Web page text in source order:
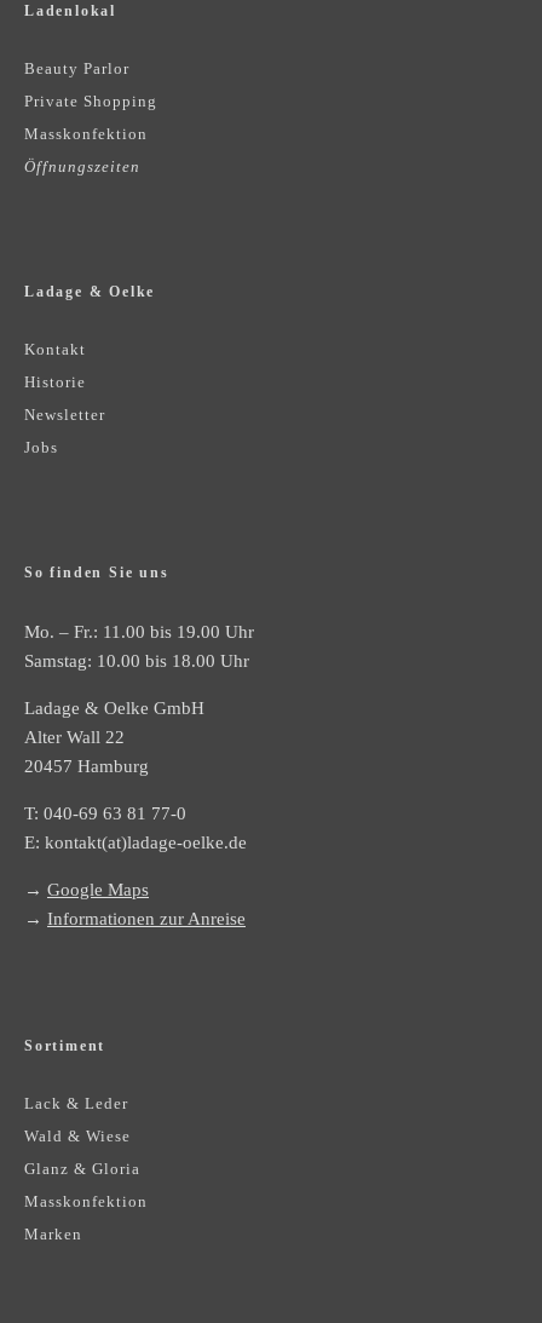
Ladenlokal
Beauty Parlor
Private Shopping
Masskonfektion
Öffnungszeiten
Ladage & Oelke
Kontakt
Historie
Newsletter
Jobs
So finden Sie uns
Mo. – Fr.: 11.00 bis 19.00 Uhr
Samstag: 10.00 bis 18.00 Uhr
Ladage & Oelke GmbH
Alter Wall 22
20457 Hamburg
T: 040-69 63 81 77-0
E: kontakt(at)ladage-oelke.de
→ Google Maps
→ Informationen zur Anreise
Sortiment
Lack & Leder
Wald & Wiese
Glanz & Gloria
Masskonfektion
Marken